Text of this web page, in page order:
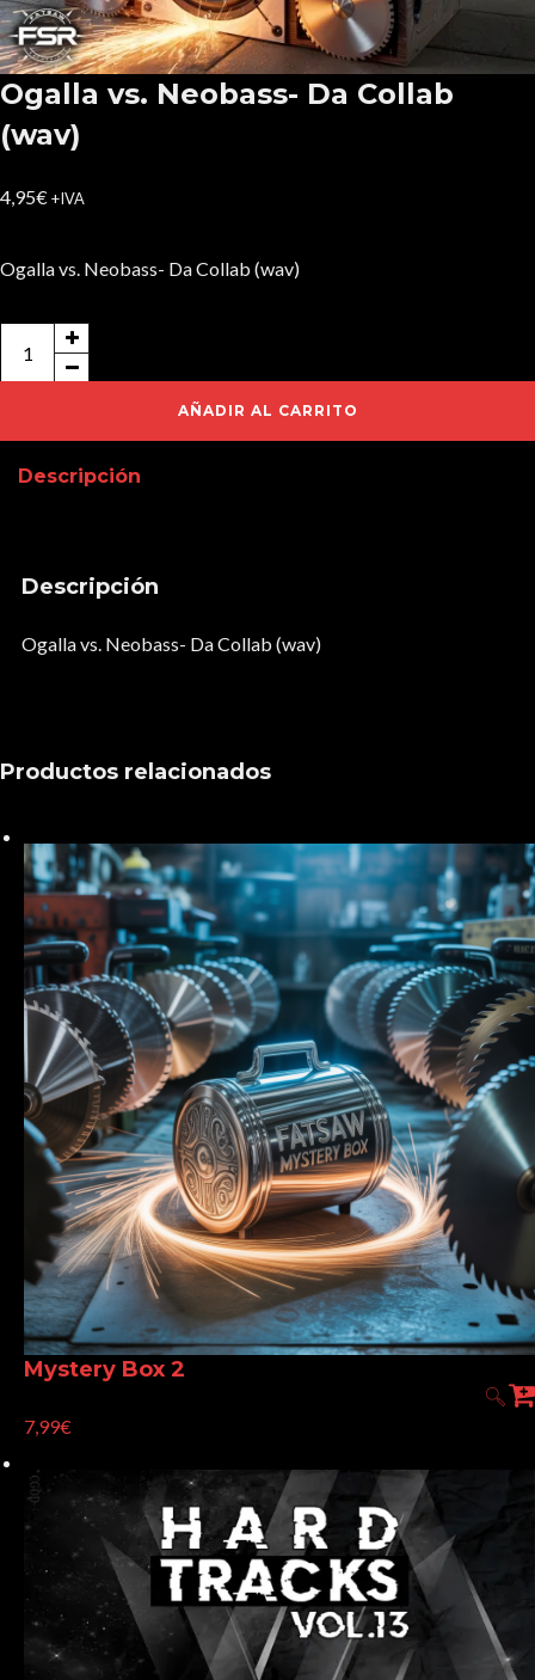
Ogalla vs. Neobass- Da Collab
(wav)
4,95€+IVA
Ogalla vs. Neobass- Da Collab (wav)
Da
Collab
AÑADIR AL CARRITO
Descripción
Descripción
Ogalla vs. Neobass- Da Collab (wav)
Productos relacionados
Mystery Box 2
7,99€